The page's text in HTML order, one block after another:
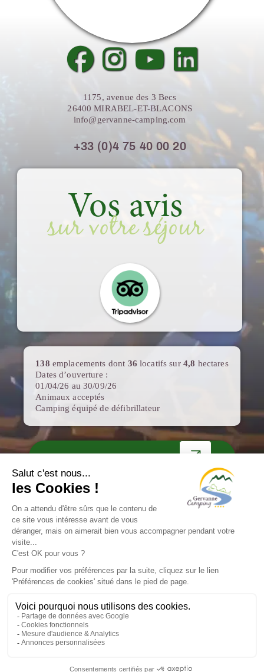
1175, avenue des 3 Becs
26400 MIRABEL-ET-BLACONS
info@gervanne-camping.com
+33 (0)4 75 40 00 20
Vos avis
sur votre séjour
138 emplacements dont 36 locatifs sur 4,8 hectares
Dates d’ouverture :
01/04/26 au 30/09/26
Animaux acceptés
Camping équipé de défibrillateur
VISITE VIRTUELLE
DOCUMENTATION
Mentions Légales C.G.V ESE Communication
Gestion des cookies